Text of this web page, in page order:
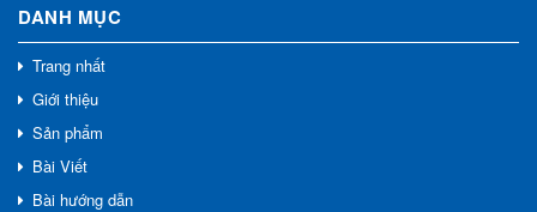
DANH MỤC
Trang nhất
Giới thiệu
Sản phẩm
Bài Viết
Bài hướng dẫn